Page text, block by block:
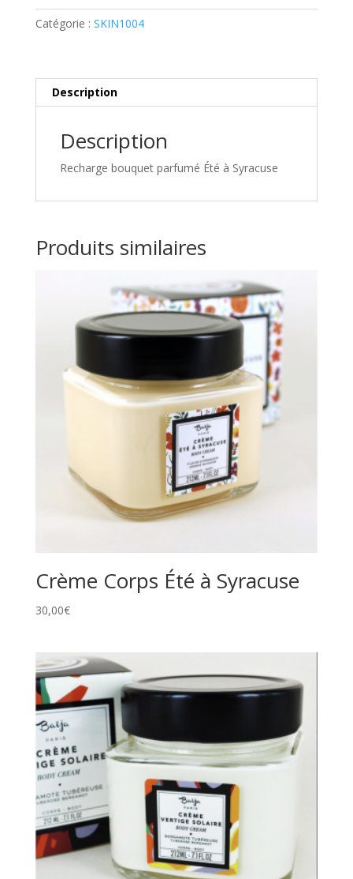
parfumé
Été
Catégorie : SKIN1004
Description
Description
Recharge bouquet parfumé Été à Syracuse
Produits similaires
Crème Corps Été à Syracuse
30,00€